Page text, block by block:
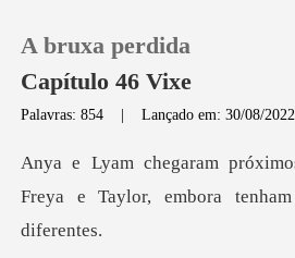
Loja
A bruxa perdida
Capítulo 46 Vixe
Palavras: 854 |Lançado em: 30/08/2022
Freya e Taylor, embora t